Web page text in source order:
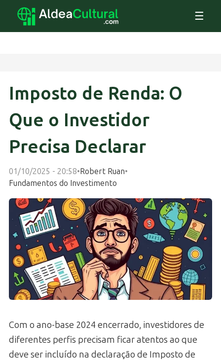
☰
Imposto de Renda: O
Que o Investidor
Precisa Declarar
01/10/2025 - 20:58•Robert Ruan•
Fundamentos do Investimento
Com o ano-base 2024 encerrado, investidores de
diferentes perfis precisam ficar atentos ao que
deve ser incluído na declaração de Imposto de